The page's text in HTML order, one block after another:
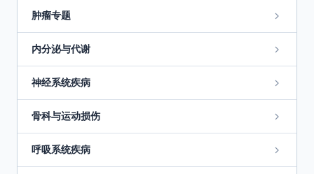
肿瘤专题
内分泌与代谢
神经系统疾病
骨科与运动损伤
呼吸系统疾病